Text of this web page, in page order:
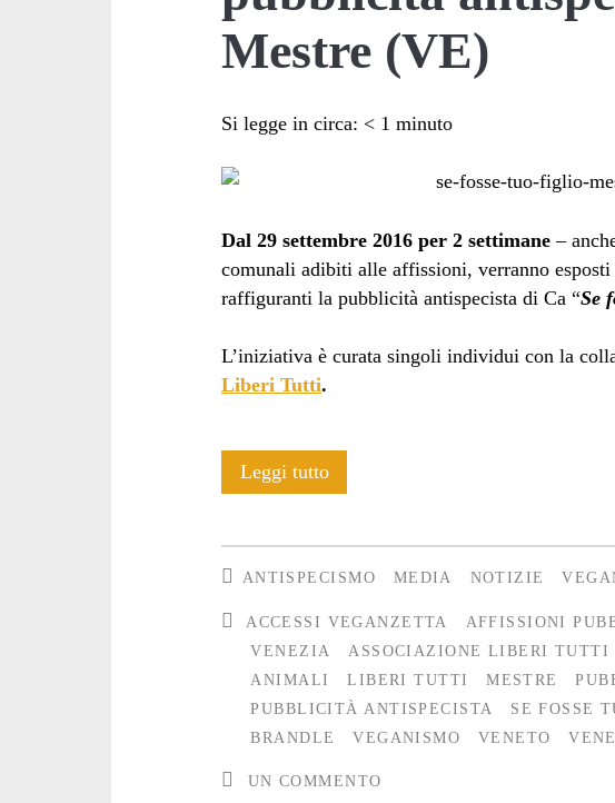
Mestre (VE)
Si legge in circa: < 1 minuto
Dal 29 settembre 2016 per 2 settimane –
comunali adibiti alle affissioni, verranno
raffiguranti la pubblicità antispecista di Ca “Se
L’iniziativa è curata singoli individui con la
Liberi Tutti.
Leggi tutto“Se
pubblicità
antispecista
a
Mestre
ANTISPECISMO MEDIA NOTIZIE
ACCESSI VEGANZETTA AFFISSIONI
VENEZIA
ASSOCIAZIONE LIBERI TUTTI
ANIMALI
LIBERI TUTTI MESTRE
PUBBLICITÀ ANTISPECISTA
SE FOSSE
BRANDLE
VEGANISMO VENETO
UN COMMENTO